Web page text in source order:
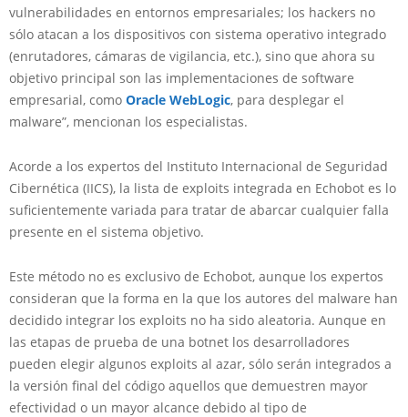
vulnerabilidades en entornos empresariales; los hackers no
sólo atacan a los dispositivos con sistema operativo integrado
(enrutadores, cámaras de vigilancia, etc.), sino que ahora su
objetivo principal son las implementaciones de software
empresarial, como Oracle WebLogic, para desplegar el
malware”, mencionan los especialistas.
Acorde a los expertos del Instituto Internacional de Seguridad
Cibernética (IICS), la lista de exploits integrada en Echobot es lo
suficientemente variada para tratar de abarcar cualquier falla
presente en el sistema objetivo.
Este método no es exclusivo de Echobot, aunque los expertos
consideran que la forma en la que los autores del malware han
decidido integrar los exploits no ha sido aleatoria. Aunque en
las etapas de prueba de una botnet los desarrolladores
pueden elegir algunos exploits al azar, sólo serán integrados a
la versión final del código aquellos que demuestren mayor
efectividad o un mayor alcance debido al tipo de